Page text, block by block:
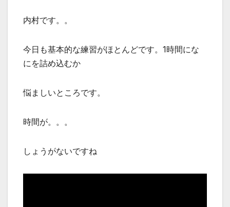
内村です。。
今日も基本的な練習がほとんどです。1時間にな
にを詰め込むか
悩ましいところです。
時間が。。。
しょうがないですね